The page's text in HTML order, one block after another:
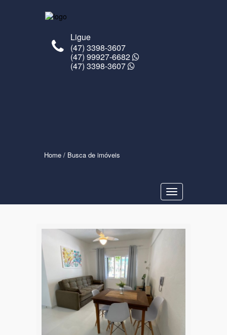
Ligue
(47) 3398-3607
(47) 99927-6682
(47) 3398-3607
Home / Busca de imóveis
Navegaçåo